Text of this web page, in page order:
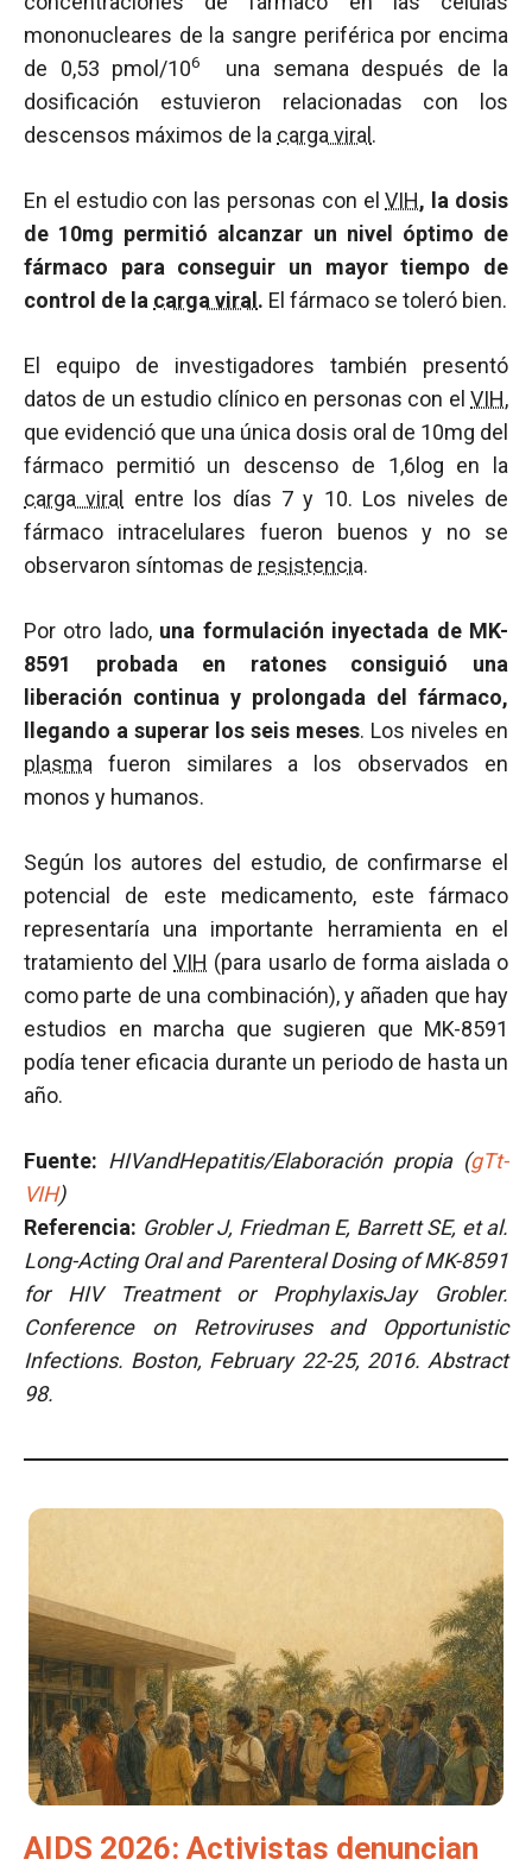
mononucleares de la sangre periférica por encima
de 0,53 pmol/106
una semana después de la
dosificación estuvieron relacionadas con los
descensos máximos de la carga viral .
En el estudio con las personas con elVIH, la dosis
de 10mg permitió alcanzar un nivel óptimo de
fármaco para conseguir un mayor tiempo de
control de la carga viral . El fármaco se toleró bien.
El equipo de investigadores también presentó
datos de un estudio clínico en personas con el VIH,
que evidenció que una única dosis oral de 10mg del
fármaco permitió un descenso de 1,6log en la
carga viral
entre los días 7 y 10. Los niveles de
fármaco intracelulares fueron buenos y no se
observaron síntomas de resistencia.
Por otro lado, una formulación inyectada de MK-
8591 probada en ratones consiguió una
liberación continua y prolongada del fármaco,
llegando a superar los seis meses. Los niveles en
plasma fueron similares a los observados en
monos y humanos.
Según los autores del estudio, de confirmarse el
potencial de este medicamento, este fármaco
representaría una importante herramienta en el
tratamiento delVIH (para usarlo de forma aislada o
como parte de una combinación), y añaden que hay
estudios en marcha que sugieren que MK-8591
podía tener eficacia durante un periodo de hasta un
año.
Fuente: HIVandHepatitis/Elaboración propia (gTt-
VIH)
Referencia: Grobler J, Friedman E, Barrett SE, et al.
Long-Acting Oral and Parenteral Dosing of MK-8591
for HIV Treatment or ProphylaxisJay Grobler.
Conference on Retroviruses and Opportunistic
Infections. Boston, February 22-25, 2016. Abstract
98.
AIDS 2026: Activistas denuncian